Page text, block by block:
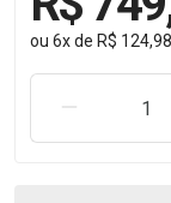
ou 6xde R$ 124,98
REMOVER